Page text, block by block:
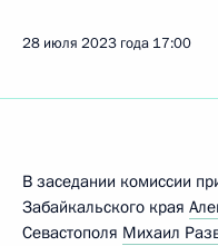
28 июля 2023 года 17:00
В заседании комиссии
Забайкальского края
Севастополя Михаил